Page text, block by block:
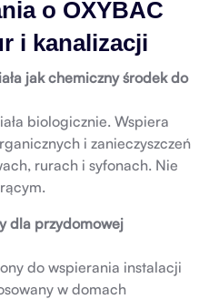
o OXYBAC
i kanalizacji
jak chemiczny środek do
biologicznie. Wspiera
i zanieczyszczeń
rurach i syfonach. Nie
dla przydomowej
do wspierania instalacji
w domach